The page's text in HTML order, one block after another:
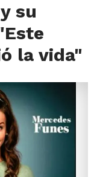
su
la vida"